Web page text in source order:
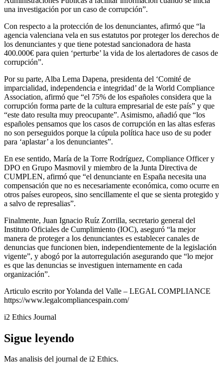
una investigación por un caso de corrupción”.
Con respecto a la protección de los denunciantes, afirmó que “la
agencia valenciana vela en sus estatutos por proteger los derechos de
los denunciantes y que tiene potestad sancionadora de hasta
400.000€ para quien ‘perturbe’ la vida de los alertadores de casos de
corrupción”.
Por su parte, Alba Lema Dapena, presidenta del ‘Comité de
imparcialidad, independencia e integridad’ de la World Compliance
Association, afirmó que “el 75% de los españoles considera que la
corrupción forma parte de la cultura empresarial de este país” y que
“este dato resulta muy preocupante”. Asimismo, añadió que “los
españoles pensamos que los casos de corrupción en las altas esferas
no son perseguidos porque la cúpula política hace uso de su poder
para ‘aplastar’ a los denunciantes”.
En ese sentido, María de la Torre Rodríguez, Compliance Officer y
DPO en Grupo Masmovil y miembro de la Junta Directiva de
CUMPLEN, afirmó que “el denunciante en España necesita una
compensación que no es necesariamente económica, como ocurre en
otros países europeos, sino sencillamente el que se sienta protegido y
a salvo de represalias”.
Finalmente, Juan Ignacio Ruíz Zorrilla, secretario general del
Instituto Oficiales de Cumplimiento (IOC), aseguró “la mejor
manera de proteger a los denunciantes es establecer canales de
denuncias que funcionen bien, independientemente de la legislación
vigente”, y abogó por la autorregulación asegurando que “lo mejor
es que las denuncias se investiguen internamente en cada
organización”.
Articulo escrito por Yolanda del Valle – LEGAL COMPLIANCE
https://www.legalcompliancespain.com/
i2 Ethics Journal
Sigue leyendo
Mas analisis del journal de i2 Ethics.